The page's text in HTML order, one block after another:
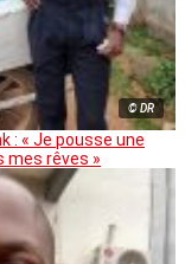
© DR
: « Je pousse une
mes rêves »